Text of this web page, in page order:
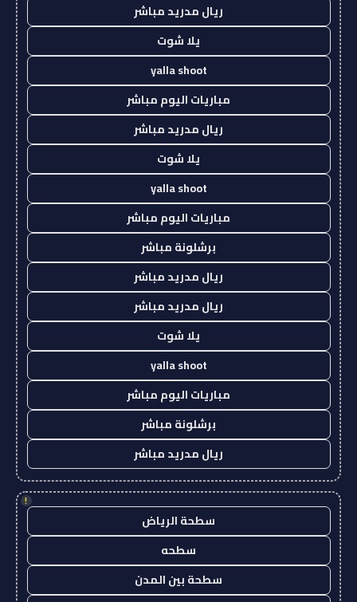
ريال مدريد مباشر
يلا شوت
yalla shoot
مباريات اليوم مباشر
ريال مدريد مباشر
يلا شوت
yalla shoot
مباريات اليوم مباشر
برشلونة مباشر
ريال مدريد مباشر
ريال مدريد مباشر
يلا شوت
yalla shoot
مباريات اليوم مباشر
برشلونة مباشر
ريال مدريد مباشر
!
سطحة الرياض
سطحه
سطحة بين المدن